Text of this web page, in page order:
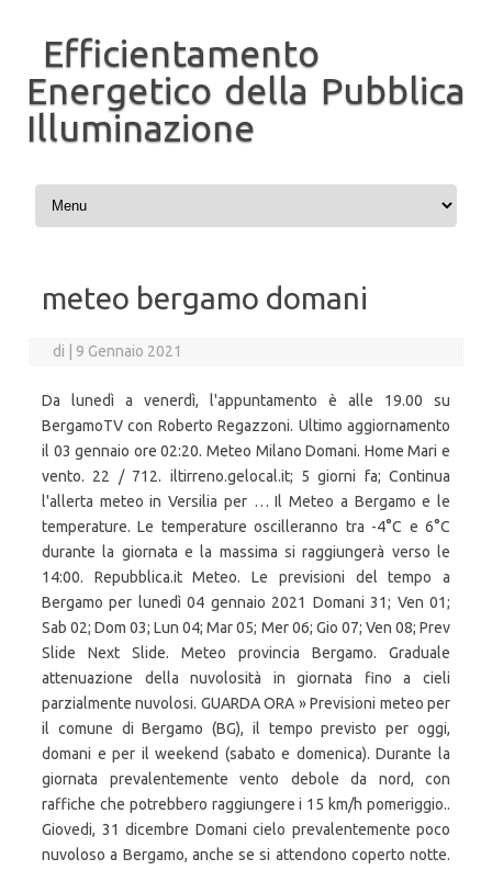
Efficientamento
Energetico della Pubblica
Illuminazione
Vai al contenuto
meteo bergamo domani
di 9 Gennaio 2021
Da lunedì a venerdì, l'appuntamento è alle 19.00 su
BergamoTV con Roberto Regazzoni. Ultimo aggiornamento
il 03 gennaio ore 02:20. Meteo Milano Domani. Home Mari e
vento. 22 / 712. iltirreno.gelocal.it; 5 giorni fa; Continua
l'allerta meteo in Versilia per … Il Meteo a Bergamo e le
temperature. Le temperature oscilleranno tra -4°C e 6°C
durante la giornata e la massima si raggiungerà verso le
14:00. Repubblica.it Meteo. Le previsioni del tempo a
Bergamo per lunedì 04 gennaio 2021 Domani 31; Ven 01;
Sab 02; Dom 03; Lun 04; Mar 05; Mer 06; Gio 07; Ven 08; Prev
Slide Next Slide. Meteo provincia Bergamo. Graduale
attenuazione della nuvolosità in giornata fino a cieli
parzialmente nuvolosi. GUARDA ORA » Previsioni meteo per
il comune di Bergamo (BG), il tempo previsto per oggi,
domani e per il weekend (sabato e domenica). Durante la
giornata prevalentemente vento debole da nord, con
raffiche che potrebbero raggiungere i 15 km/h pomeriggio..
Giovedi, 31 dicembre Domani cielo prevalentemente poco
nuvoloso a Bergamo, anche se si attendono coperto notte.